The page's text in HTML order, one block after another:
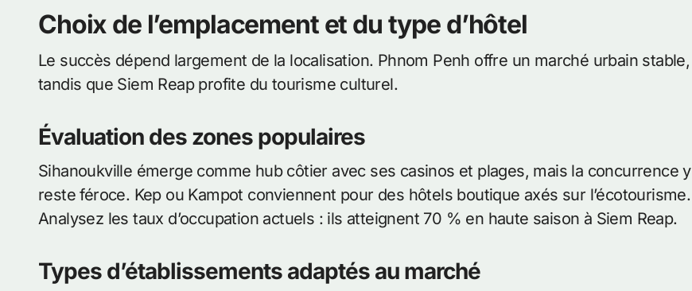
Choix de l’emplacement et du type d’hôtel
Le succès dépend largement de la localisation. Phnom Penh offre un marché urbain stable,
tandis que Siem Reap profite du tourisme culturel.
Évaluation des zones populaires
Sihanoukville émerge comme hub côtier avec ses casinos et plages, mais la concurrence y
reste féroce. Kep ou Kampot conviennent pour des hôtels boutique axés sur l’écotourisme.
Analysez les taux d’occupation actuels : ils atteignent 70 % en haute saison à Siem Reap.
Types d’établissements adaptés au marché